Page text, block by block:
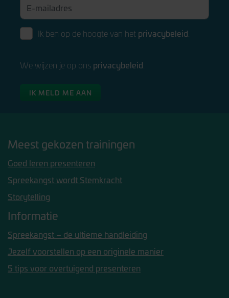
Ik ben op de hoogte van het privacybeleid
We wijzen je op ons privacybeleid
IK MELD ME AAN
Meest gekozen trainingen
Goed leren presenteren
Spreekangst wordt Stemkracht
Storytelling
Informatie
Spreekangst – de ultieme handleiding
Jezelf voorstellen op een originele manier
5 tips voor overtuigend presenteren